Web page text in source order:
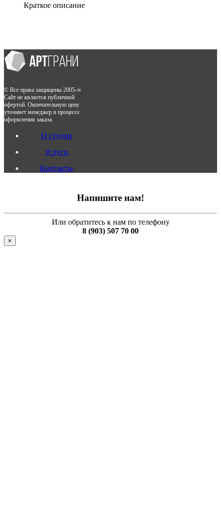
Краткое описание
© Все права защищены 2005-∞
Сайт не является публичной
офертой. Окончательную цену
уточняет менеджер в процессе
оформления заказа.
О студии
Услуги
Контакты
Напишите нам!
Или обратитесь к нам по телефону
8 (903) 507 70 00
×